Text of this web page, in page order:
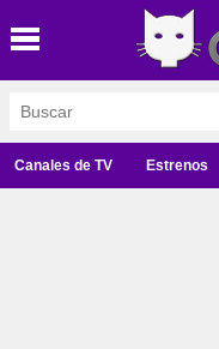
Canales de TV Estrenos